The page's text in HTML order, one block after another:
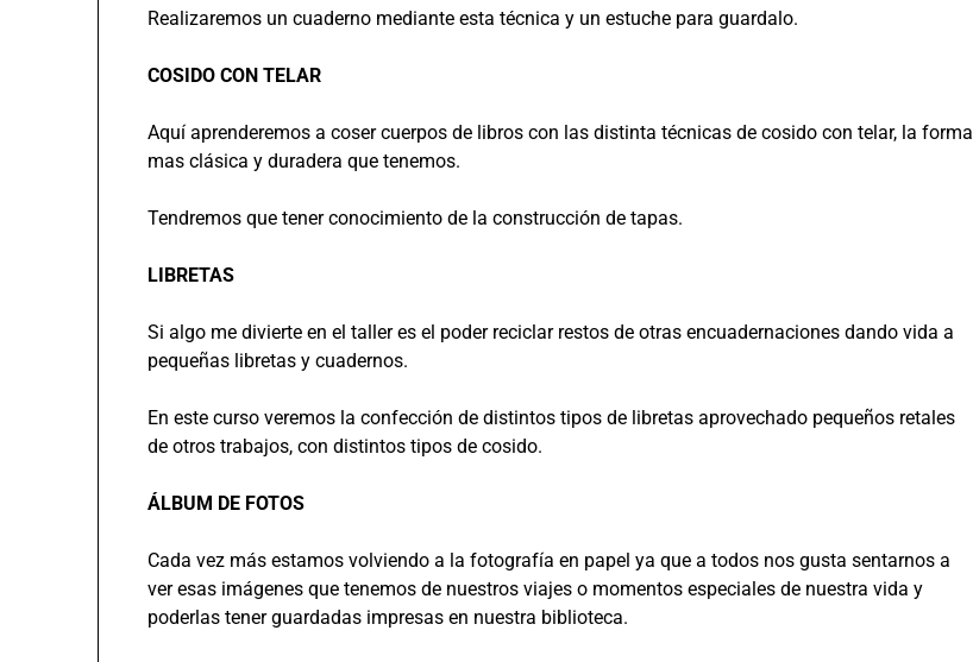
Realizaremos un cuaderno mediante esta técnica y un estuche para guardalo.
COSIDO CON TELAR
Aquí aprenderemos a coser cuerpos de libros con las distinta técnicas de cosido con telar, la forma
mas clásica y duradera que tenemos.
Tendremos que tener conocimiento de la construcción de tapas.
LIBRETAS
Si algo me divierte en el taller es el poder reciclar restos de otras encuadernaciones dando vida a
pequeñas libretas y cuadernos.
En este curso veremos la confección de distintos tipos de libretas aprovechado pequeños retales
de otros trabajos, con distintos tipos de cosido.
ÁLBUM DE FOTOS
Cada vez más estamos volviendo a la fotografía en papel ya que a todos nos gusta sentarnos a
ver esas imágenes que tenemos de nuestros viajes o momentos especiales de nuestra vida y
poderlas tener guardadas impresas en nuestra biblioteca.